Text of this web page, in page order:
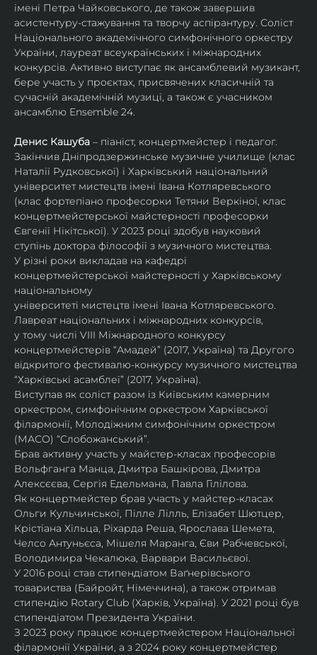
імені Петра Чайковського, де також завершив
асистентуру-стажування та творчу аспірантуру. Соліст
Національного академічного симфонічного оркестру
України, лауреат всеукраїнських і міжнародних
конкурсів. Активно виступає як ансамблевий музикант,
бере участь у проєктах, присвячених класичній та
сучасній академічній музиці, а також є учасником
ансамблю Ensemble 24.
Денис Кашуба – піаніст, концертмейстер і педагог.
Закінчив Дніпродзержинське музичне училище (клас
Наталії Рудковської) і Харківський національний
університет мистецтв імені Івана Котляревського
(клас фортепіано професорки Тетяни Веркіної, клас
концертмейстерської майстерності професорки
Євгенії Нікітської). У 2023 році здобув науковий
ступінь доктора філософії з музичного мистецтва.
У різні роки викладав на кафедрі
концертмейстерської майстерності у Харківському
національному
університеті мистецтв імені Івана Котляревського.
Лавреат національних і міжнародних конкурсів,
у тому числі VIII Міжнародного конкурсу
концертмейстерів “Амадей” (2017, Україна) та Другого
відкритого фестивалю-конкурсу музичного мистецтва
“Харківські асамблеї” (2017, Україна).
Виступав як соліст разом із Київським камерним
оркестром, симфонічним оркестром Харківської
філармонії, Молодіжним симфонічним оркестром
(МАСО) “Слобожанський”.
Брав активну участь у майстер-класах професорів
Вольфганга Манца, Дмитра Башкірова, Дмитра
Алексєєва, Сергія Едельмана, Павла Гілілова.
Як концертмейстер брав участь у майстер-класах
Ольги Кульчинської, Пілле Лілль, Елізабет Шютцер,
Крістіана Хільца, Ріхарда Реша, Ярослава Шемета,
Челсо Антуньєса, Мішеля Маранга, Єви Рабчевської,
Володимира Чекалюка, Варвари Васильєвої.
У 2016 році став стипендіатом Ваґнерівського
товариства (Байройт, Німеччина), а також отримав
стипендію Rotary Club (Харків, Україна). У 2021 році був
стипендіатом Президента України.
З 2023 року працює концертмейстером Національної
філармонії України, а з 2024 року концертмейстер